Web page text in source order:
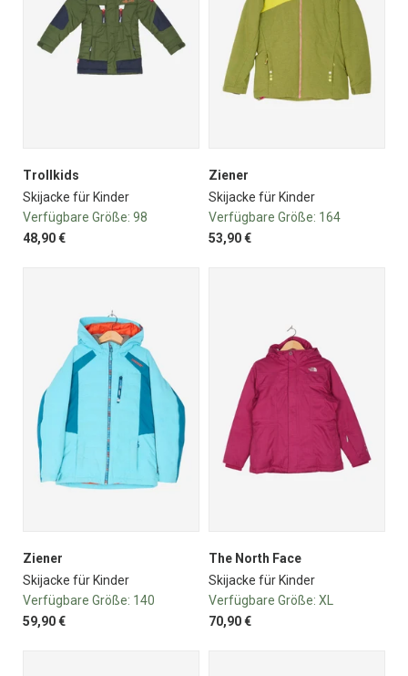
Trollkids
Skijacke für Kinder
Verfügbare Größe: 98
48,90 €
Ziener
Skijacke für Kinder
Verfügbare Größe: 164
53,90 €
Ziener
Skijacke für Kinder
Verfügbare Größe: 140
59,90 €
The North Face
Skijacke für Kinder
Verfügbare Größe: XL
70,90 €